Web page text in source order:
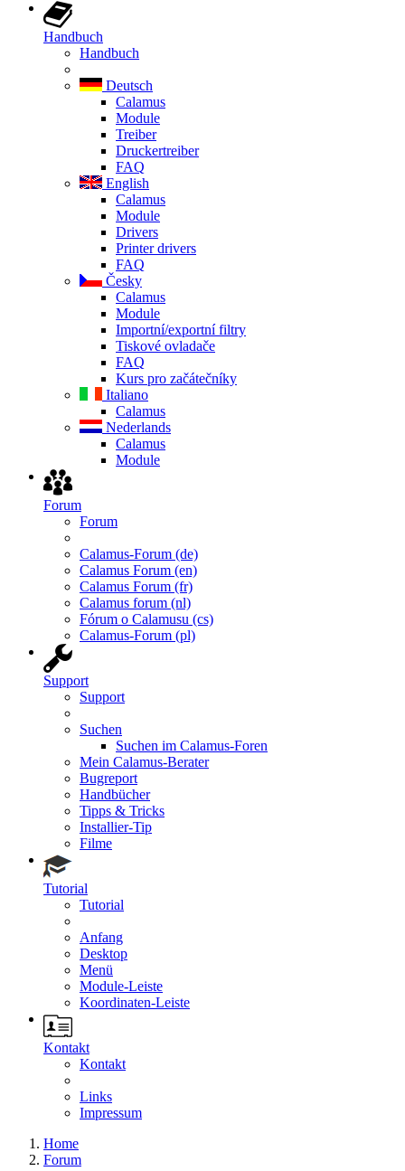
Handbuch
Handbuch
Deutsch
Calamus
Module
Treiber
Druckertreiber
FAQ
English
Calamus
Module
Drivers
Printer drivers
FAQ
Česky
Calamus
Module
Importní/exportní filtry
Tiskové ovladače
FAQ
Kurs pro začátečníky
Italiano
Calamus
Nederlands
Calamus
Module
Forum
Forum
Calamus-Forum (de)
Calamus Forum (en)
Calamus Forum (fr)
Calamus forum (nl)
Fórum o Calamusu (cs)
Calamus-Forum (pl)
Support
Support
Suchen
Suchen im Calamus-Foren
Mein Calamus-Berater
Bugreport
Handbücher
Tipps & Tricks
Installier-Tip
Filme
Tutorial
Tutorial
Anfang
Desktop
Menü
Module-Leiste
Koordinaten-Leiste
Kontakt
Kontakt
Links
Impressum
Home
Forum